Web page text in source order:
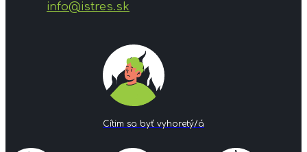
info@istres.sk
Cítim sa byť vyhoretý/á